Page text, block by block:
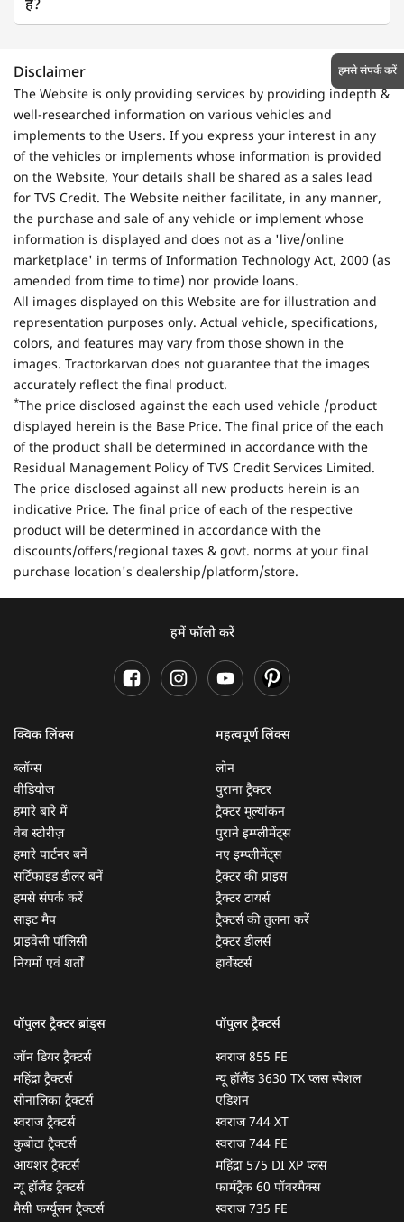
है?
Disclaimer
The Website is only providing services by providing indepth &
well-researched information on various vehicles and
implements to the Users. If you express your interest in any
of the vehicles or implements whose information is provided
on the Website, Your details shall be shared as a sales lead
for TVS Credit. The Website neither facilitate, in any manner,
the purchase and sale of any vehicle or implement whose
information is displayed and does not as a 'live/online
marketplace' in terms of Information Technology Act, 2000 (as
amended from time to time) nor provide loans.
All images displayed on this Website are for illustration and
representation purposes only. Actual vehicle, specifications,
colors, and features may vary from those shown in the
images. Tractorkarvan does not guarantee that the images
accurately reflect the final product.
*The price disclosed against the each used vehicle /product
displayed herein is the Base Price. The final price of the each
of the product shall be determined in accordance with the
Residual Management Policy of TVS Credit Services Limited.
The price disclosed against all new products herein is an
indicative Price. The final price of each of the respective
product will be determined in accordance with the
discounts/offers/regional taxes & govt. norms at your final
purchase location's dealership/platform/store.
हमें फॉलो करें
क्विक लिंक्स
ब्लॉग्स
वीडियोज
हमारे बारे में
वेब स्टोरीज़
हमारे पार्टनर बनें
सर्टिफाइड डीलर बनें
हमसे संपर्क करें
साइट मैप
प्राइवेसी पॉलिसी
नियमों एवं शर्तों
महत्वपूर्ण लिंक्स
लोन
पुराना ट्रैक्टर
ट्रैक्टर मूल्यांकन
पुराने इम्प्लीमेंट्स
नए इम्प्लीमेंट्स
ट्रैक्टर की प्राइस
ट्रैक्टर टायर्स
ट्रैक्टर्स की तुलना करें
ट्रैक्टर डीलर्स
हार्वेस्टर्स
पॉपुलर ट्रैक्टर ब्रांड्स
जॉन डियर ट्रैक्टर्स
महिंद्रा ट्रैक्टर्स
सोनालिका ट्रैक्टर्स
स्वराज ट्रैक्टर्स
कुबोटा ट्रैक्टर्स
आयशर ट्रैक्टर्स
न्यू हॉलैंड ट्रैक्टर्स
मैसी फर्ग्यूसन ट्रैक्टर्स
पॉपुलर ट्रैक्टर्स
स्वराज 855 FE
न्यू हॉलैंड 3630 TX प्लस स्पेशल
एडिशन
स्वराज 744 XT
स्वराज 744 FE
महिंद्रा 575 DI XP प्लस
फार्मट्रैक 60 पॉवरमैक्स
स्वराज 735 FE
हमसे संपर्क करें